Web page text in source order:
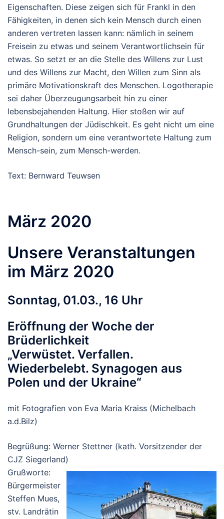
Eigenschaften. Diese zeigen sich für Frankl in den
Fähigkeiten, in denen sich kein Mensch durch einen
anderen vertreten lassen kann: nämlich in seinem
Freisein zu etwas und seinem Verantwortlichsein für
etwas. So setzt er an die Stelle des Willens zur Lust
und des Willens zur Macht, den Willen zum Sinn als
primäre Motivationskraft des Menschen. Logotherapie
sei daher Überzeugungsarbeit hin zu einer
lebensbejahenden Haltung. Hier stoßen wir auf
Grundhaltungen der Jüdischkeit. Es geht nicht um eine
Religion, sondern um eine verantwortete Haltung zum
Mensch-sein, zum Mensch-werden.
Text: Bernward Teuwsen
März 2020
Unsere Veranstaltungen
im März 2020
Sonntag, 01.03., 16 Uhr
Eröffnung der Woche der
Brüderlichkeit
„Verwüstet. Verfallen.
Wiederbelebt. Synagogen aus
Polen und der Ukraine“
mit Fotografien von Eva Maria Kraiss (Michelbach
a.d.Bilz)
Begrüßung: Werner Stettner (kath. Vorsitzender der
CJZ Siegerland)
Grußworte:
Bürgermeister
Steffen Mues,
stv. Landrätin